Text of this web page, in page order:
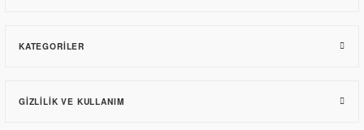
KATEGORILER
GIZLILIK VE KULLANIM